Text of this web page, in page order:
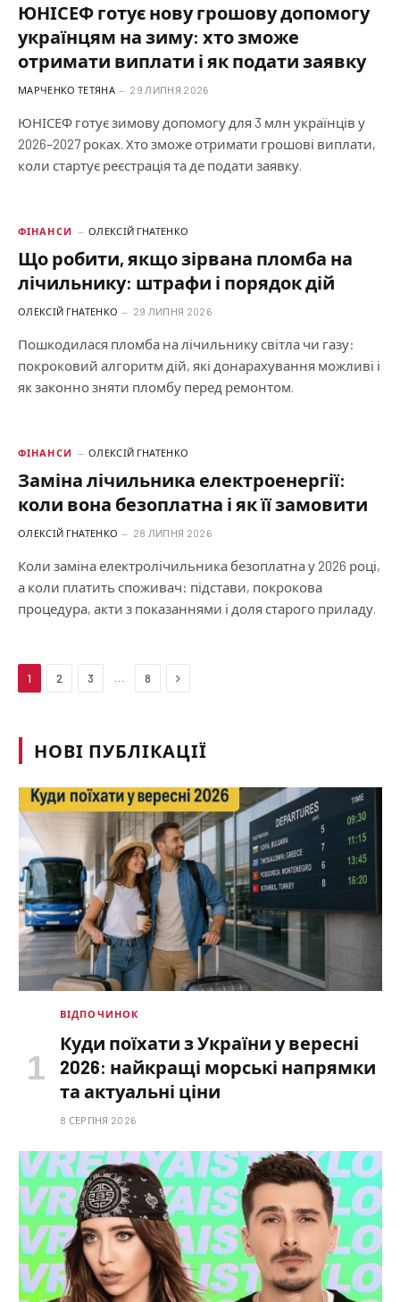
ЮНІСЕФ готує нову грошову допомогу
українцям на зиму: хто зможе
отримати виплати і як подати заявку
МАРЧЕНКО ТЕТЯНА 29 ЛИПНЯ 2026
ЮНІСЕФ готує зимову допомогу для 3 млн українців у
2026–2027 роках. Хто зможе отримати грошові виплати,
коли стартує реєстрація та де подати заявку.
ФІНАНСИ ОЛЕКСІЙ ГНАТЕНКО
Що робити, якщо зірвана пломба на
лічильнику: штрафи і порядок дій
ОЛЕКСІЙ ГНАТЕНКО 29 ЛИПНЯ 2026
Пошкодилася пломба на лічильнику світла чи газу:
покроковий алгоритм дій, які донарахування можливі і
як законно зняти пломбу перед ремонтом.
ФІНАНСИ ОЛЕКСІЙ ГНАТЕНКО
Заміна лічильника електроенергії:
коли вона безоплатна і як її замовити
ОЛЕКСІЙ ГНАТЕНКО 28 ЛИПНЯ 2026
Коли заміна електролічильника безоплатна у 2026 році,
а коли платить споживач: підстави, покрокова
процедура, акти з показаннями і доля старого приладу.
1 2 3 8 Next
НОВІ ПУБЛІКАЦІЇ
ВІДПОЧИНОК
Куди поїхати з України у вересні
2026: найкращі морські напрямки
та актуальні ціни
8 СЕРПНЯ 2026